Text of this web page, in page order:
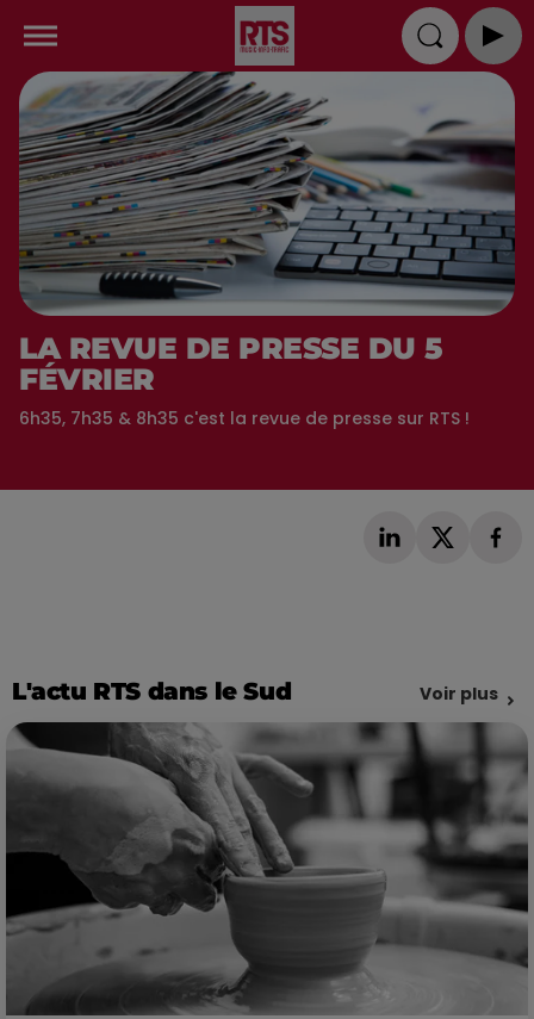
LA REVUE DE PRESSE DU 5
FÉVRIER
6h35, 7h35 & 8h35 c'est la revue de presse sur RTS !
L'actu RTS dans le Sud Voir plus